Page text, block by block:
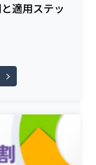
適用ステッ